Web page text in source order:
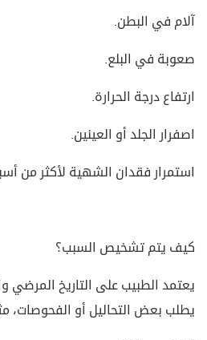
آلام في البطن.
صعوبة في البلع.
ارتفاع درجة الحرارة.
اصفرار الجلد أو العينين.
استمرار فقدان الشهية لأكثر من
كيف يتم تشخيص السبب؟
يعتمد الطبيب على التاريخ المرضي
يطلب بعض التحاليل أو الفحوصات،